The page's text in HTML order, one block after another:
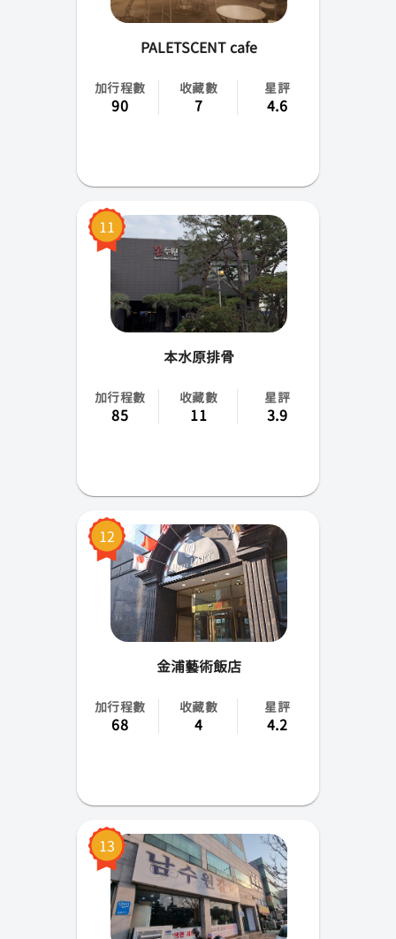
PALETSCENT cafe
加行程數
90
收藏數
7
星評
4.6
11
本水原排骨
加行程數
85
收藏數
11
星評
3.9
12
金浦藝術飯店
加行程數
68
收藏數
4
星評
4.2
13